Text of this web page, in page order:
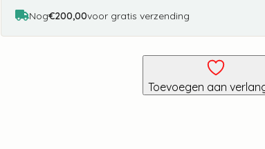
Nog€200,00voor gratis verzending
Toevoegen aan